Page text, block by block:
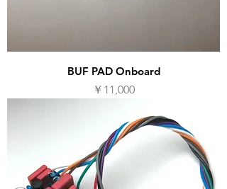
BUF PAD Onboard
価格
￥11,000